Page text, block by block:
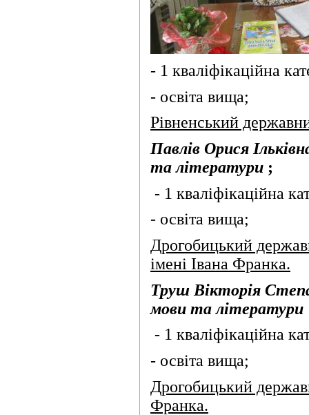
- 1 кваліфікаційна
- освіта вища;
Рівненський
Павлів Орися
та літератури ;
- 1 кваліфікаційна
- освіта вища;
Дрогобицький
імені Івана Франка.
Труш Вікторія
мови та літератури
- 1 кваліфікаційна
- освіта вища;
Дрогобицький
Франка.